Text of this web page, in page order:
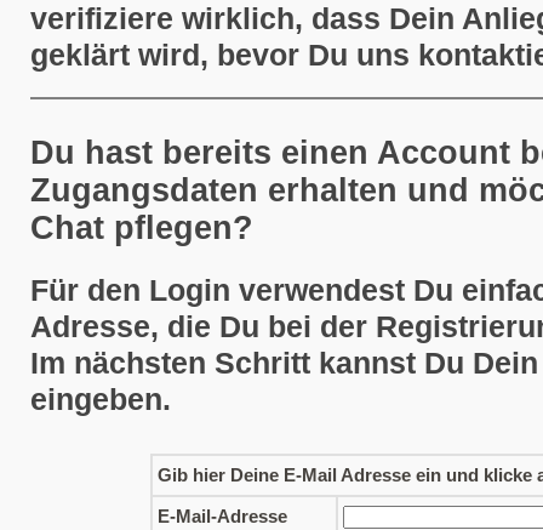
verifiziere wirklich, dass Dein
geklärt wird, bevor Du uns
Du hast bereits einen Account
Zugangsdaten erhalten und
Chat pflegen?
Für den Login verwendest Du
Adresse, die Du bei der
Im nächsten Schritt kannst Du
eingeben.
Gib hier Deine E-Mail Adresse ein und klicke
E-Mail-Adresse